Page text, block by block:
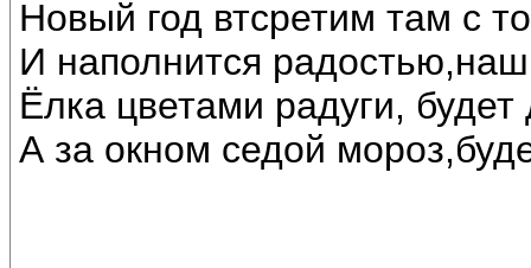
Новый год втсретим там с
И наполнится
Ёлка цветами радуги,
А за окном седой